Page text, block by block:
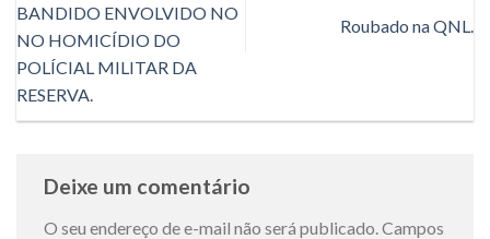
BANDIDO ENVOLVIDO NO
NO HOMICÍDIO DO
POLÍCIAL MILITAR DA
RESERVA.
Roubado na QNL.
Deixe um comentário
O seu endereço de e-mail não será publicado. Campos